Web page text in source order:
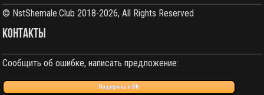
© NstShemale.Club 2018-2026, All Rights Reserved
КОНТАКТЫ
Сообщить об ошибке, написать предложение:
Поддержка в ВК